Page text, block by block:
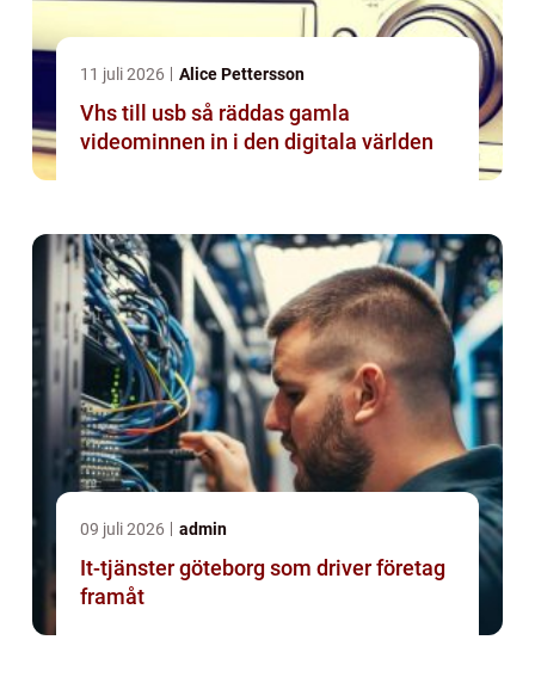
11 juli 2026 Alice Pettersson
Vhs till usb så räddas gamla
videominnen in i den digitala världen
09 juli 2026 admin
It-tjänster göteborg som driver företag
framåt